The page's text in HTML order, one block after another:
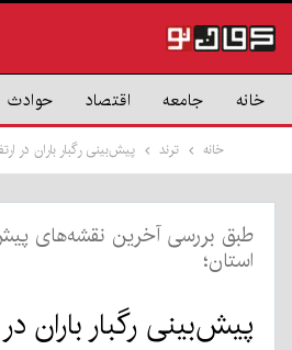
خانه جامعه اقتصاد حوادث
خانه ترند پیش‌بینی رگبار باران در
طبق بررسی آخرین نقشه‌های
استان؛
پیش‌بینی رگبار باران